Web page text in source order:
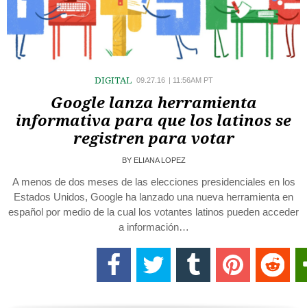
DIGITAL 09.27.16 11:56AM PT
Google lanza herramienta
informativa para que los latinos se
registren para votar
BY ELIANA LOPEZ
A menos de dos meses de las elecciones presidenciales en los
Estados Unidos, Google ha lanzado una nueva herramienta en
español por medio de la cual los votantes latinos pueden acceder
a información…